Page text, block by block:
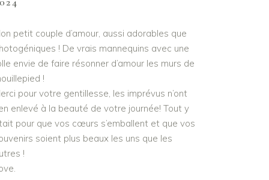
petit couple d’amour, aussi adorables que
! De vrais mannequins avec une
envie de faire résonner d’amour les murs de
!
pour votre gentillesse, les imprévus n’ont
enlevé à la beauté de votre journée! Tout y
pour que vos cœurs s’emballent et que vos
soient plus beaux les uns que les
!